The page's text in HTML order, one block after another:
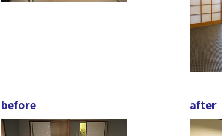
before after